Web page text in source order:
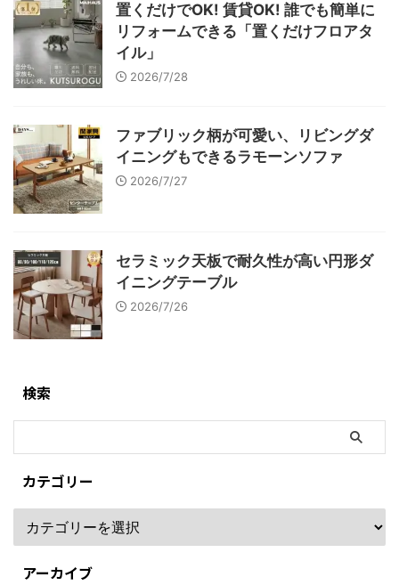
置くだけでOK! 賃貸OK! 誰でも簡単に
リフォームできる「置くだけフロアタ
イル」
2026/7/28
ファブリック柄が可愛い、リビングダ
イニングもできるラモーンソファ
2026/7/27
セラミック天板で耐久性が高い円形ダ
イニングテーブル
2026/7/26
検索
カテゴリー
アーカイブ